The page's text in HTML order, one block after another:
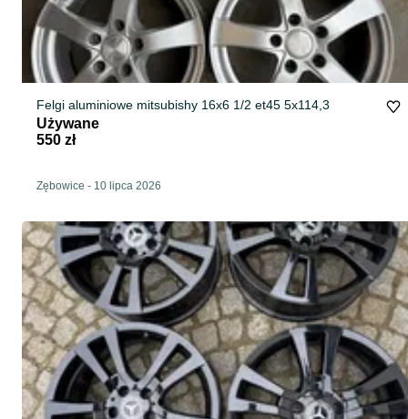
Felgi aluminiowe mitsubishy 16x6 1/2 et45 5x114,3
Używane
550 zł
Zębowice - 10 lipca 2026